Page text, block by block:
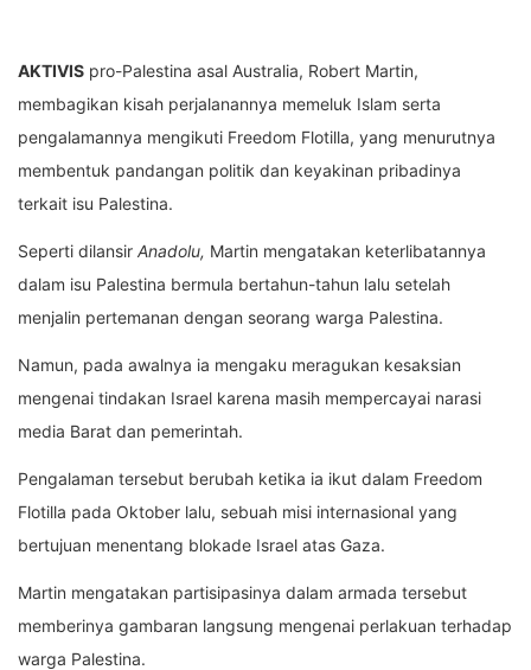
AKTIVIS pro-Palestina asal Australia, Robert Martin,
membagikan kisah perjalanannya memeluk Islam serta
pengalamannya mengikuti Freedom Flotilla, yang menurutnya
membentuk pandangan politik dan keyakinan pribadinya
terkait isu Palestina.
Seperti dilansir Anadolu, Martin mengatakan keterlibatannya
dalam isu Palestina bermula bertahun-tahun lalu setelah
menjalin pertemanan dengan seorang warga Palestina.
Namun, pada awalnya ia mengaku meragukan kesaksian
mengenai tindakan Israel karena masih mempercayai narasi
media Barat dan pemerintah.
Pengalaman tersebut berubah ketika ia ikut dalam Freedom
Flotilla pada Oktober lalu, sebuah misi internasional yang
bertujuan menentang blokade Israel atas Gaza.
Martin mengatakan partisipasinya dalam armada tersebut
memberinya gambaran langsung mengenai perlakuan terhadap
warga Palestina.